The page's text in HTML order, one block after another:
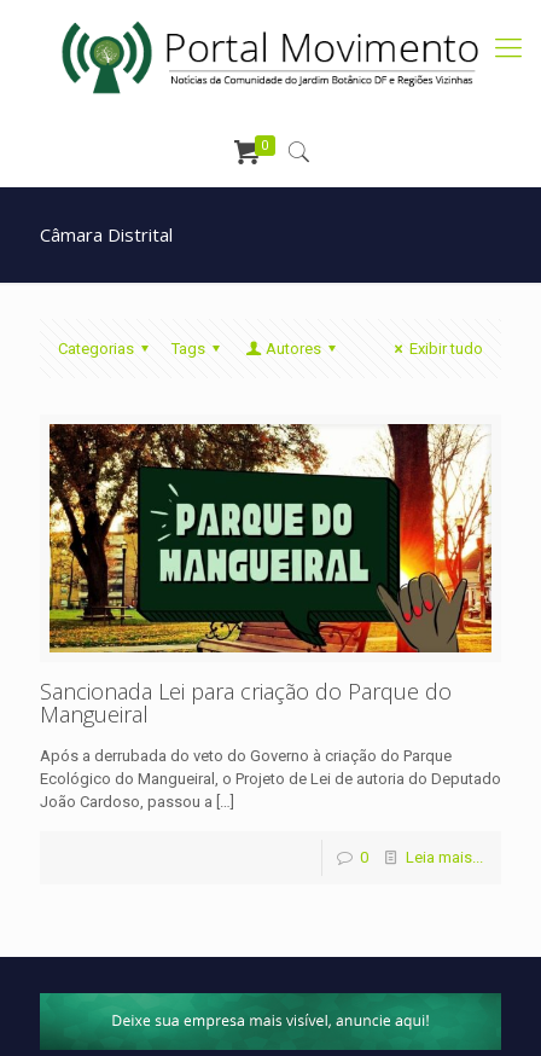
0
Câmara Distrital
Categorias Tags Autores Exibir tudo
Sancionada Lei para criação do Parque do
Mangueiral
Após a derrubada do veto do Governo à criação do Parque
Ecológico do Mangueiral, o Projeto de Lei de autoria do Deputado
João Cardoso, passou a […]
0 Leia mais...